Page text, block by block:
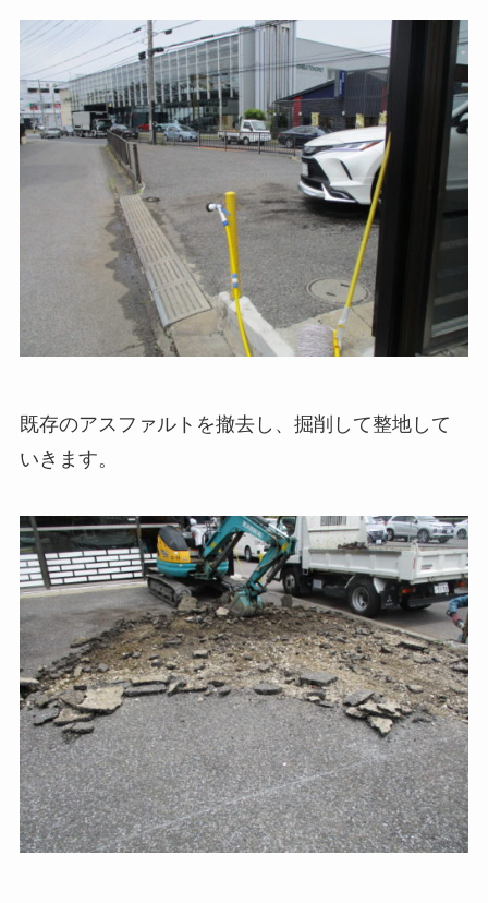
既存のアスファルトを撤去し、掘削して整地して
いきます。